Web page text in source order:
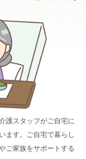
護スタッフがご自宅に
ます。ご自宅で暮らし
ご家族をサポートする